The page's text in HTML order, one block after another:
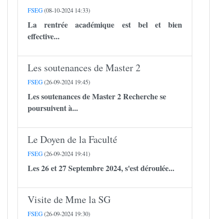
FSEG(08-10-2024 14:33)
La rentrée académique est bel et bien
effective...
Les soutenances de Master 2
FSEG(26-09-2024 19:45)
Les soutenances de Master 2 Recherche se
poursuivent à...
Le Doyen de la Faculté
FSEG(26-09-2024 19:41)
Les 26 et 27 Septembre 2024, s'est déroulée...
Visite de Mme la SG
FSEG(26-09-2024 19:30)